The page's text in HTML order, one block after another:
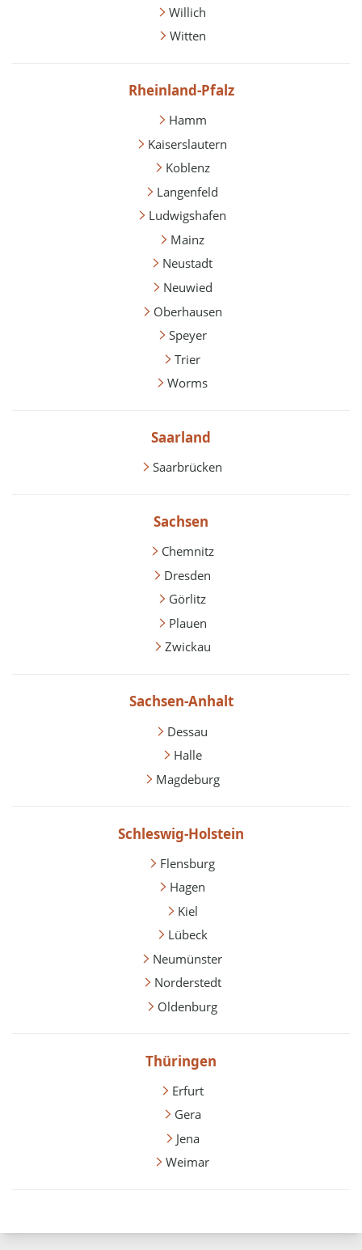
Willich
Witten
Rheinland-Pfalz
Hamm
Kaiserslautern
Koblenz
Langenfeld
Ludwigshafen
Mainz
Neustadt
Neuwied
Oberhausen
Speyer
Trier
Worms
Saarland
Saarbrücken
Sachsen
Chemnitz
Dresden
Görlitz
Plauen
Zwickau
Sachsen-Anhalt
Dessau
Halle
Magdeburg
Schleswig-Holstein
Flensburg
Hagen
Kiel
Lübeck
Neumünster
Norderstedt
Oldenburg
Thüringen
Erfurt
Gera
Jena
Weimar